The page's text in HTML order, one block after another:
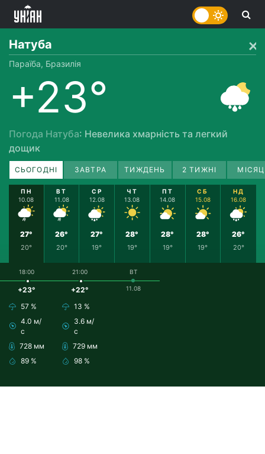
Натуба
Параїба, Бразилія
+23°
Погода Натуба: Невелика хмарність та легкий
дощик
СЬОГОДНІ ЗАВТРА ТИЖДЕНЬ 2 ТИЖНІ
ПН
10.08
27°
20°
ВТ
11.08
26°
20°
СР
12.08
27°
19°
ЧТ
13.08
28°
19°
ПТ
14.08
28°
19°
СБ
15.08
28°
19°
НД
16.08
26°
20°
18:00
+23°
57 %
4.0 м/
с
728 мм
89 %
21:00
+22°
13 %
3.6 м/
с
729 мм
98 %
ВТ
11.08